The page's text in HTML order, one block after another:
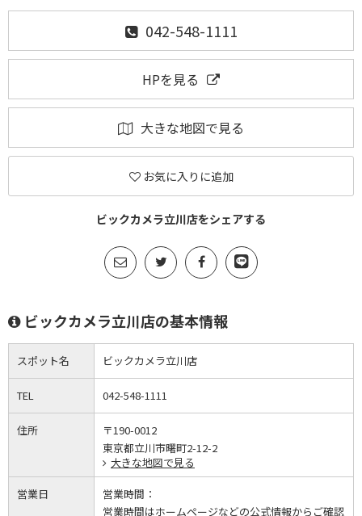
042-548-1111
HPを見る
大きな地図で見る
お気に入りに追加
ビックカメラ立川店をシェアする
ビックカメラ立川店の基本情報
スポット名 ビックカメラ立川店
TEL 042-548-1111
住所
〒190-0012
東京都立川市曙町2-12-2
大きな地図で見る
営業日
営業時間：
営業時間はホームページなどの公式情報からご確認